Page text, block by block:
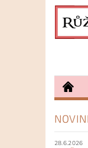
28.6.2026